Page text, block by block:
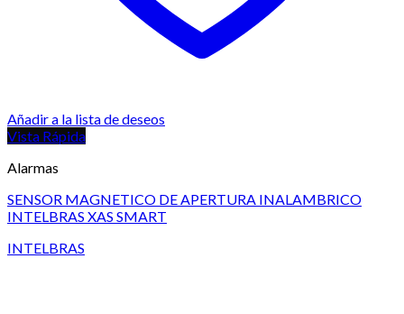
Añadir a la lista de deseos
Vista Rápida
Alarmas
SENSOR MAGNETICO DE APERTURA INALAMBRICO
INTELBRAS XAS SMART
INTELBRAS